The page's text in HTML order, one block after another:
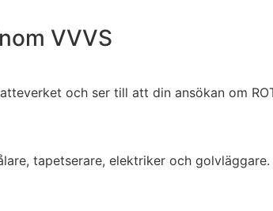
VVVS
och ser till att din ansökan om
tapetserare, elektriker och